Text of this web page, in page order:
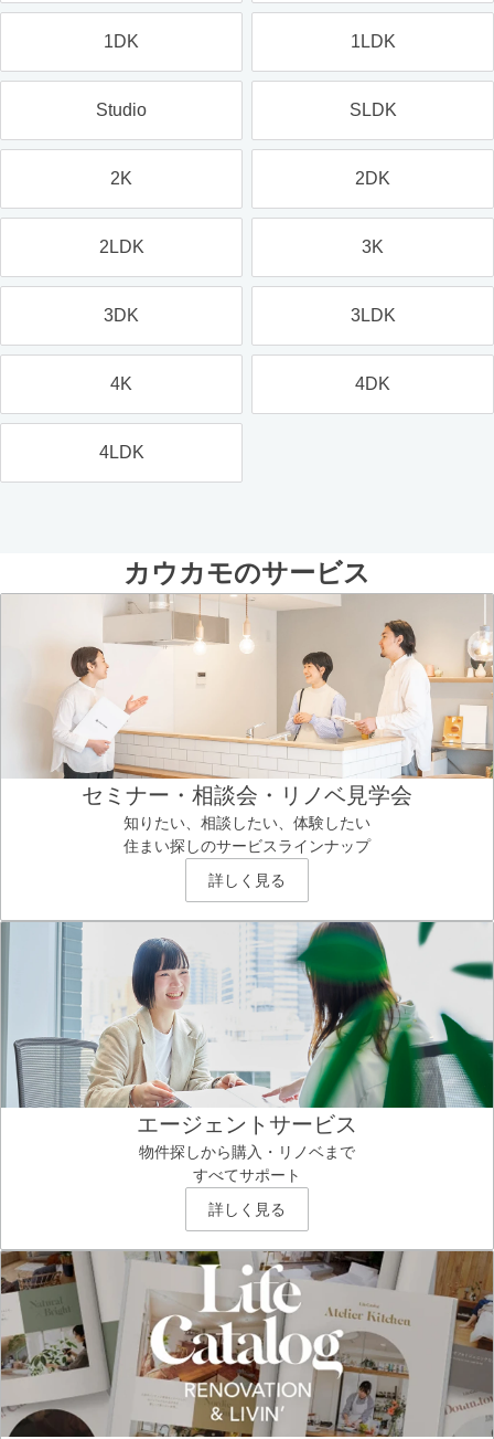
1DK 1LDK
Studio SLDK
2K 2DK
2LDK 3K
3DK 3LDK
4K 4DK
4LDK
カウカモのサービス
セミナー・相談会・リノベ見学会
知りたい、相談したい、体験したい
住まい探しのサービスラインナップ
詳しく見る
エージェントサービス
物件探しから購入・リノベまで
すべてサポート
詳しく見る